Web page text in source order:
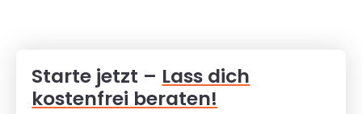
Starte jetzt – Lass dich
kostenfrei beraten!